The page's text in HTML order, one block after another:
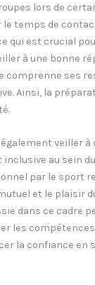
lors de
le temps de
qui est crucial
à une bonne
comprenne ses
Ainsi, la
veiller à
au sein du
par le sport
et le plaisir
dans ce cadre
les
la confiance en